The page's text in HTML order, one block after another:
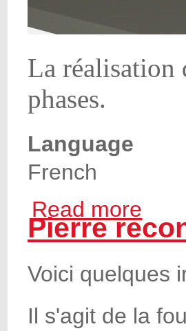
La réalisation
phases.
Language
French
Read more
Pierre
Voici quelques
Il s'agit de la